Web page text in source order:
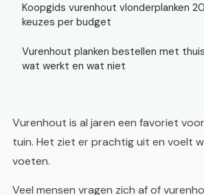
Koopgids vurenhout vlonderplanken
keuzes per budget
Vurenhout planken bestellen met
wat werkt en wat niet
Vurenhout is al jaren een favoriet
tuin. Het ziet er prachtig uit en voelt
voeten.
Veel mensen vragen zich af of